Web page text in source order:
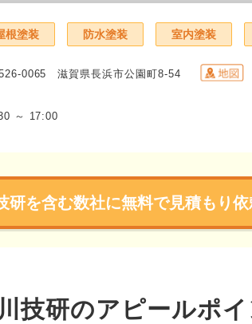
根塗装 防水塗装 室内塗装
0065 滋賀県長浜市公園町8-54
～ 17:00
を含む数社に無料で見積もり依
技研のアピールポ